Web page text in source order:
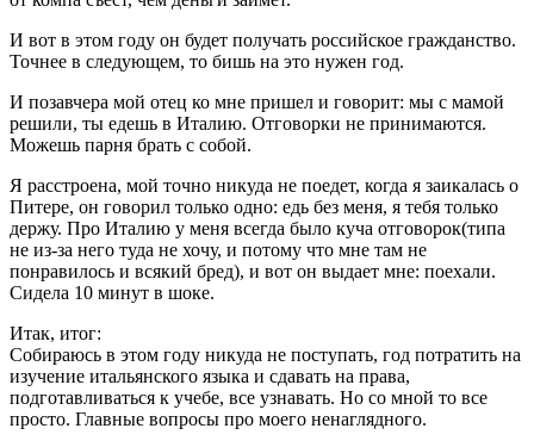
И вот в этом году он будет получать российское гражданство.
Точнее в следующем, то бишь на это нужен год.
И позавчера мой отец ко мне пришел и говорит: мы с мамой
решили, ты едешь в Италию. Отговорки не принимаются.
Можешь парня брать с собой.
Я расстроена, мой точно никуда не поедет, когда я заикалась о
Питере, он говорил только одно: едь без меня, я тебя только
держу. Про Италию у меня всегда было куча отговорок(типа
не из-за него туда не хочу, и потому что мне там не
понравилось и всякий бред), и вот он выдает мне: поехали.
Сидела 10 минут в шоке.
Итак, итог:
Собираюсь в этом году никуда не поступать, год потратить на
изучение итальянского языка и сдавать на права,
подготавливаться к учебе, все узнавать. Но со мной то все
просто. Главные вопросы про моего ненаглядного.